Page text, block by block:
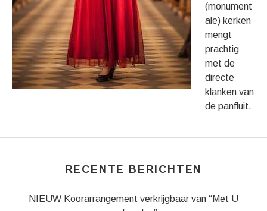
(monument
ale) kerken
mengt
prachtig
met de
directe
klanken van
de panfluit.
RECENTE BERICHTEN
NIEUW Koorarrangement verkrijgbaar van “Met U